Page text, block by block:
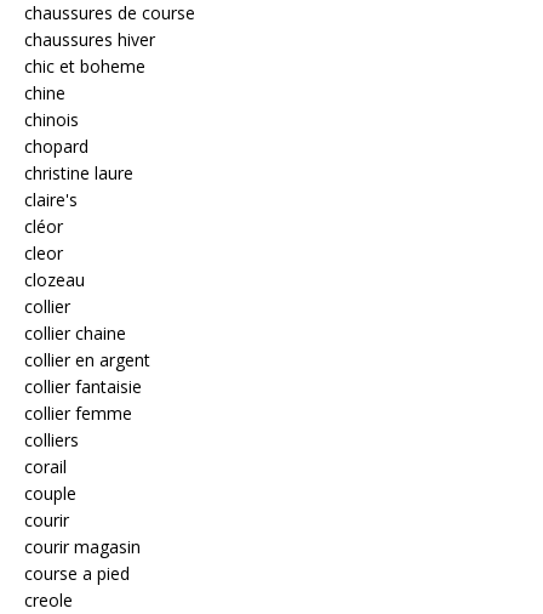
chaussures de course
chaussures hiver
chic et boheme
chine
chinois
chopard
christine laure
claire's
cléor
cleor
clozeau
collier
collier chaine
collier en argent
collier fantaisie
collier femme
colliers
corail
couple
courir
courir magasin
course a pied
creole